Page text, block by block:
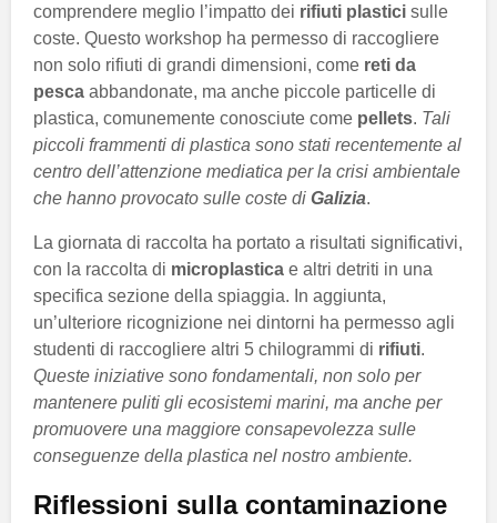
comprendere meglio l’impatto dei rifiuti plastici sulle
coste. Questo workshop ha permesso di raccogliere
non solo rifiuti di grandi dimensioni, come reti da
pesca abbandonate, ma anche piccole particelle di
plastica, comunemente conosciute come pellets. Tali
piccoli frammenti di plastica sono stati recentemente al
centro dell’attenzione mediatica per la crisi ambientale
che hanno provocato sulle coste di Galizia.
La giornata di raccolta ha portato a risultati significativi,
con la raccolta di microplastica e altri detriti in una
specifica sezione della spiaggia. In aggiunta,
un’ulteriore ricognizione nei dintorni ha permesso agli
studenti di raccogliere altri 5 chilogrammi di rifiuti.
Queste iniziative sono fondamentali, non solo per
mantenere puliti gli ecosistemi marini, ma anche per
promuovere una maggiore consapevolezza sulle
conseguenze della plastica nel nostro ambiente.
Riflessioni sulla contaminazione